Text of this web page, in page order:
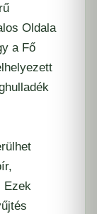
Oldala
a Fő
Ezek